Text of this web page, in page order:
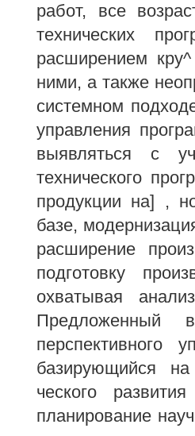
работ, все
технических
расширением
ними, а также
системном
управления
выявляться с
технического
продукции на] ,
базе,
расширение
подготовку
охватывая
Предложенный
перспективного
базирующийся
ческого
планирование